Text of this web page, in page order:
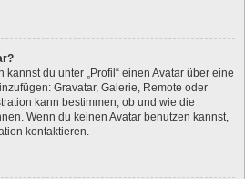
du unter „Profil“ einen Avatar über eine
Gravatar, Galerie, Remote oder
kann bestimmen, ob und wie die
Wenn du keinen Avatar benutzen kannst,
kontaktieren.